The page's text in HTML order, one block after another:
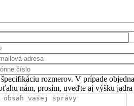
rozmerov. V prípade
nám, prosím, uveďte aj výšku jadra